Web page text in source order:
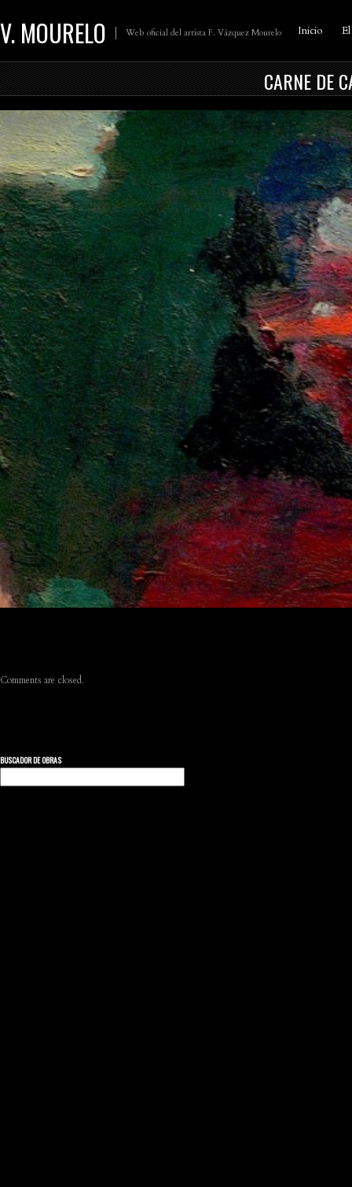
V. MOURELO Web oficial del artista F. Vázquez Mourelo Inicio
CARNE DE
Comments are closed.
BUSCADOR DE OBRAS